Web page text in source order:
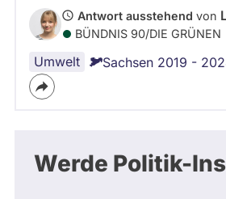
Antwort ausstehend von
BÜNDNIS 90/­DIE GRÜNEN
Umwelt Sachsen 2019 -
Werde Politik-